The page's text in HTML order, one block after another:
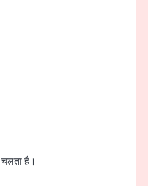
है।